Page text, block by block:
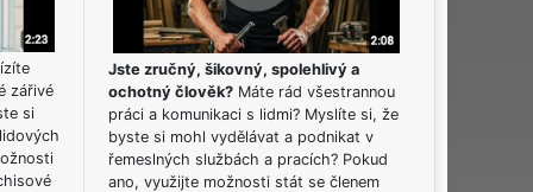
zářivé
si
Jste zručný, šikovný, spolehlivý a
ochotný člověk? Máte rád všestrannou
práci a komunikaci s lidmi? Myslíte si, že
byste si mohl vydělávat a podnikat v
řemeslných službách a pracích? Pokud
ano, využijte možnosti stát se členem